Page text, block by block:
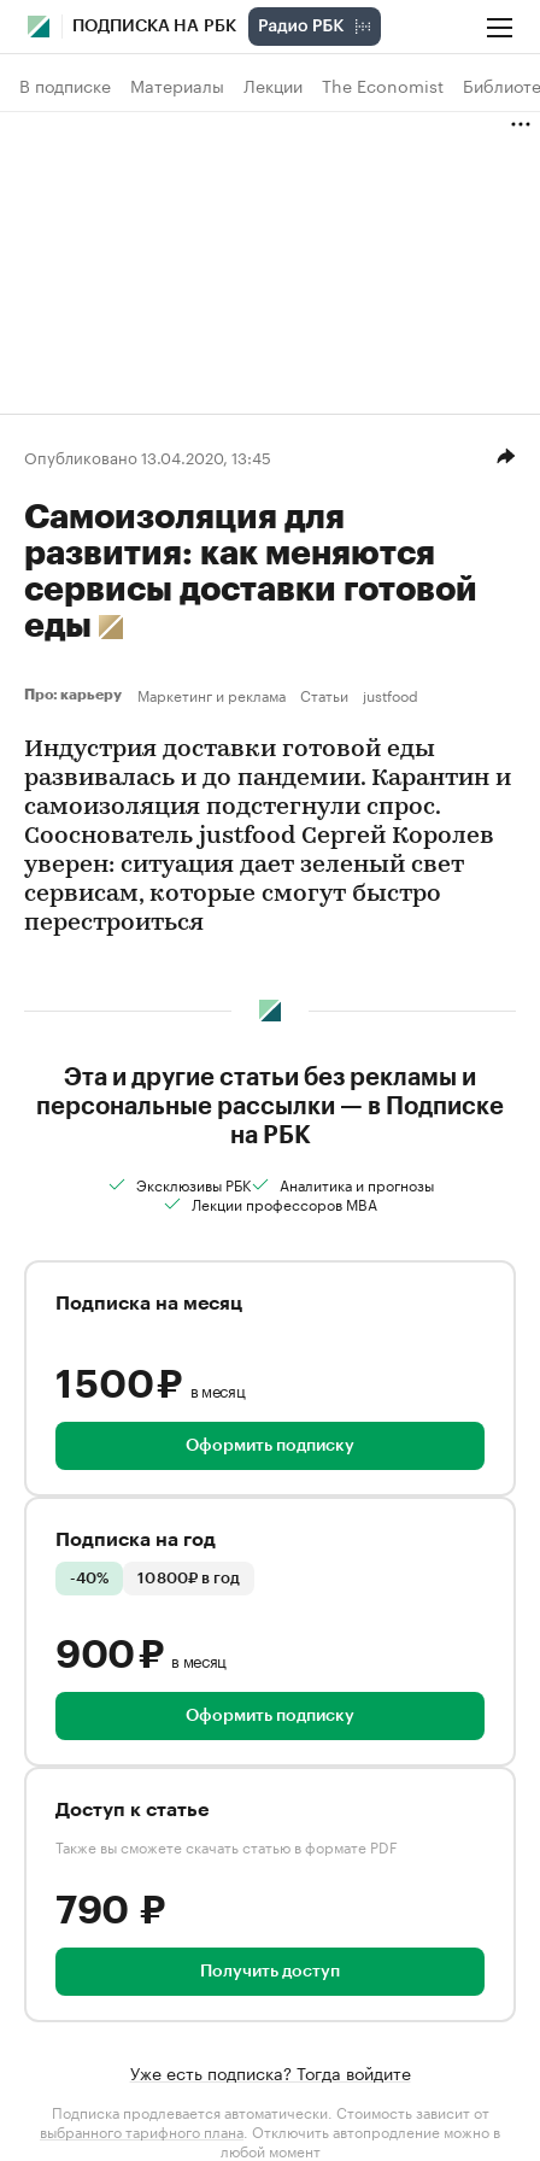
ПОДПИСКА НА РБК
В подписке Материалы Лекции The Economist
Опубликовано 13.04.2020, 13:45
Самоизоляция для
развития: как меняются
сервисы доставки готовой
еды
Про: карьеру Маркетинг и реклама Статьи justfood
Индустрия доставки готовой еды
развивалась и до пандемии. Карантин и
самоизоляция подстегнули спрос.
Сооснователь justfood Сергей Королев
уверен: ситуация дает зеленый свет
сервисам, которые смогут быстро
перестроиться
Эта и другие статьи без рекламы и
персональные рассылки — в Подписке
на РБК
Эксклюзивы РБК
Аналитика и прогнозы
Лекции профессоров MBA
Подписка на месяц
1 500 ₽ в месяц
Оформить подписку
Подписка на год
-40% 10 800₽ в год
900 ₽ в месяц
Оформить подписку
Доступ к статье
Также вы сможете скачать статью в формате PDF
790 ₽
Получить доступ
Уже есть подписка? Тогда войдите
Подписка продлевается автоматически. Стоимость зависит от
выбранного тарифного плана . Отключить автопродление можно в
любой момент